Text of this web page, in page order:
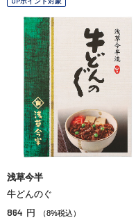
浅草今半
牛どんのぐ
864 円 （8%税込）